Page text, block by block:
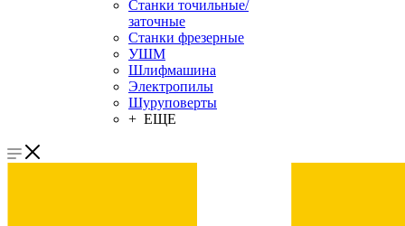
Станки точильные/
заточные
Станки фрезерные
УШМ
Шлифмашина
Электропилы
Шуруповерты
+ ЕЩЕ